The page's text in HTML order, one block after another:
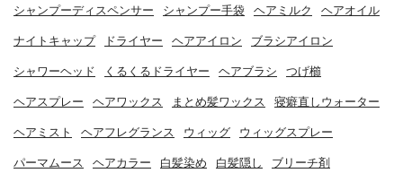
シャンプーディスペンサー シャンプー手袋 ヘアミルク ヘアオイル
ナイトキャップ ドライヤー ヘアアイロン ブラシアイロン
シャワーヘッド くるくるドライヤー ヘアブラシ つげ櫛
ヘアスプレー ヘアワックス まとめ髪ワックス 寝癖直しウォーター
ヘアミスト ヘアフレグランス ウィッグ ウィッグスプレー
パーマムース ヘアカラー 白髪染め 白髪隠し ブリーチ剤